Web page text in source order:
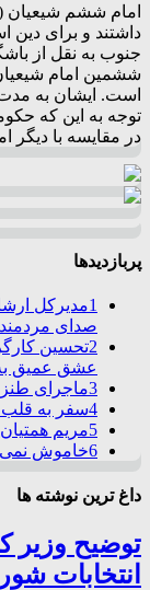
امام ششم شیعیان
داشتند و برای دین
جنوب به نقل از
ششمین امام
توجه به این که
در مقایسه با دیگر
پربازدیدها
1مدیرکل
صدای
2تحسین
عشق عمیق
3ماجرای طنز
4سفر به قلب تعزیه
5مریم
6خاموش
داغ ترین نوشته ها
توضیح وزیر
انتخابات